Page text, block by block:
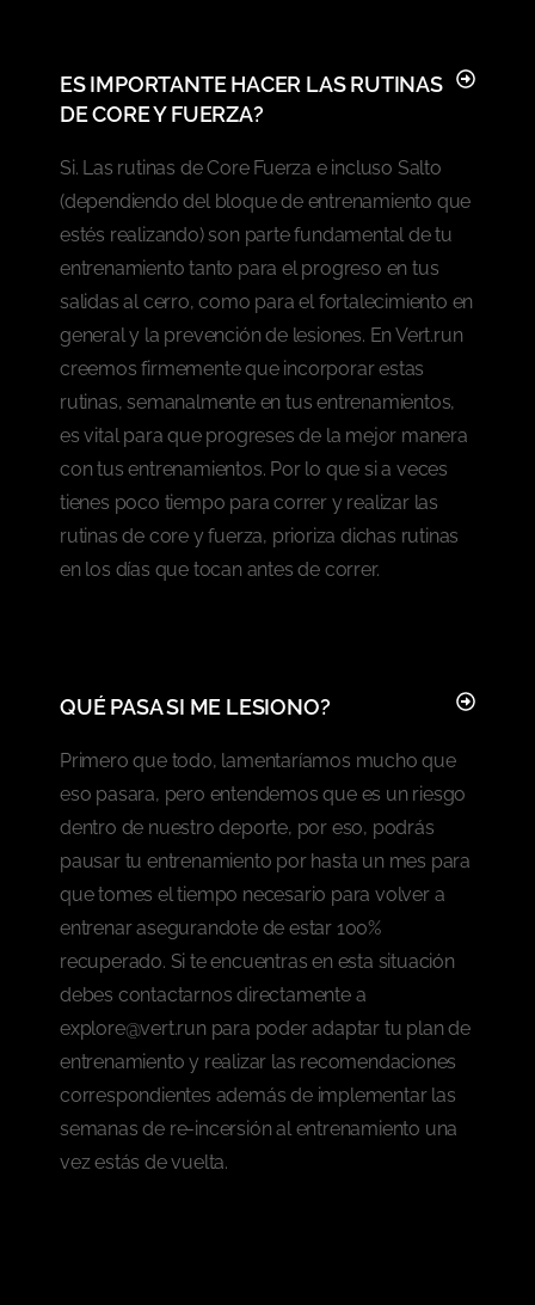
ES IMPORTANTE HACER LAS RUTINAS
DE CORE Y FUERZA?
Si. Las rutinas de Core Fuerza e incluso Salto
(dependiendo del bloque de entrenamiento que
estés realizando) son parte fundamental de tu
entrenamiento tanto para el progreso en tus
salidas al cerro, como para el fortalecimiento en
general y la prevención de lesiones. En Vert.run
creemos firmemente que incorporar estas
rutinas, semanalmente en tus entrenamientos,
es vital para que progreses de la mejor manera
con tus entrenamientos. Por lo que si a veces
tienes poco tiempo para correr y realizar las
rutinas de core y fuerza, prioriza dichas rutinas
en los días que tocan antes de correr.
QUÉ PASA SI ME LESIONO?
Primero que todo, lamentaríamos mucho que
eso pasara, pero entendemos que es un riesgo
dentro de nuestro deporte, por eso, podrás
pausar tu entrenamiento por hasta un mes para
que tomes el tiempo necesario para volver a
entrenar asegurandote de estar 100%
recuperado. Si te encuentras en esta situación
debes contactarnos directamente a
explore@vert.run para poder adaptar tu plan de
entrenamiento y realizar las recomendaciones
correspondientes además de implementar las
semanas de re-incersión al entrenamiento una
vez estás de vuelta.